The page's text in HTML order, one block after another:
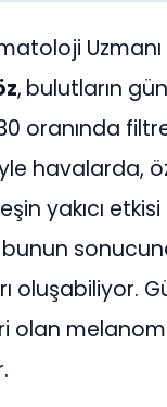
Uzmanı
, bulutların
oranında
havalarda,
yakıcı
oluşabiliyor.
olan